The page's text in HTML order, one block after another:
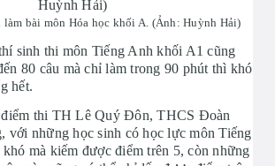
bài môn Hóa học khối A. (Ảnh: Huỳnh Hải)
sinh thi môn Tiếng Anh khối A1 cũng
80 câu mà chỉ làm trong 90 phút thì khó
hết.
thi TH Lê Quý Đôn, THCS Đoàn
với những học sinh có học lực môn Tiếng
mà kiếm được điểm trên 5, còn những